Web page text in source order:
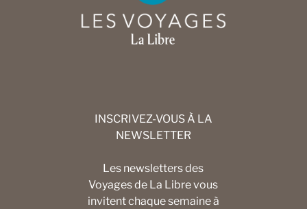
INSCRIVEZ-VOUS À LA
NEWSLETTER
Les newsletters des
Voyages de La Libre vous
invitent chaque semaine à